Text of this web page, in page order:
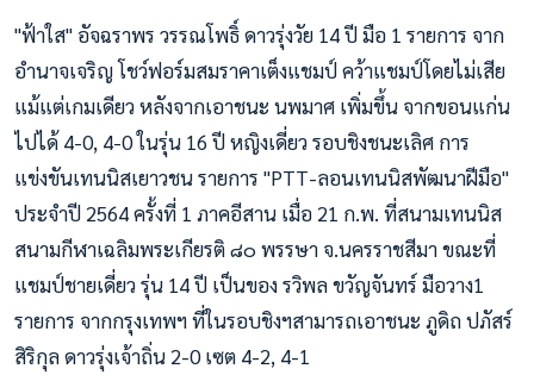
"ฟ้าใส" อัจฉราพร วรรณโพธิ์ ดาวรุ่งวัย 14 ปี มือ 1 รายการ จาก
อำนาจเจริญ โชว์ฟอร์มสมราคาเต็งแชมป์ คว้าแชมป์โดยไม่เสีย
แม้แต่เกมเดียว หลังจากเอาชนะ นพมาศ เพิ่มขึ้น จากขอนแก่น
ไปได้ 4-0, 4-0 ในรุ่น 16 ปี หญิงเดี่ยว รอบชิงชนะเลิศ การ
แข่งขันเทนนิสเยาวชน รายการ "PTT-ลอนเทนนิสพัฒนาฝีมือ"
ประจำปี 2564 ครั้งที่ 1 ภาคอีสาน เมื่อ 21 ก.พ. ที่สนามเทนนิส
สนามกีฬาเฉลิมพระเกียรติ ๘๐ พรรษา จ.นครราชสีมา ขณะที่
แชมป์ชายเดี่ยว รุ่น 14 ปี เป็นของ รวิพล ขวัญจันทร์ มือวาง1
รายการ จากกรุงเทพฯ ที่ในรอบชิงฯสามารถเอาชนะ ภูดิถ ปภัสร์
สิริกุล ดาวรุ่งเจ้าถิ่น 2-0 เซต 4-2, 4-1